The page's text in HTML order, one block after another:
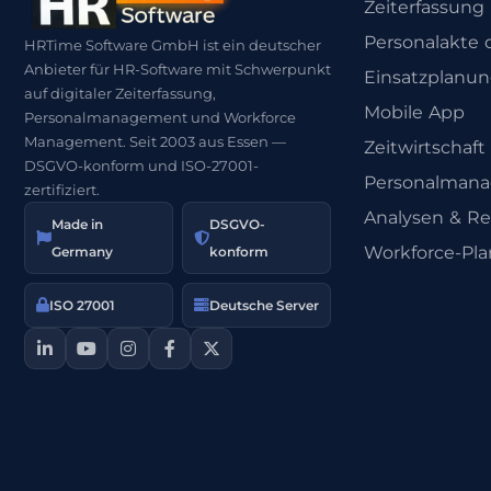
HRTime Software GmbH ist ein deutscher
Anbieter für HR-Software mit Schwerpunkt
auf digitaler Zeiterfassung,
Personalmanagement und Workforce
Management. Seit 2003 aus Essen —
DSGVO-konform und ISO-27001-
zertifiziert.
Made in
Germany
DSGVO-
konform
ISO 27001 Deutsche Server
Zeiterfassung
Personalakte
Mobile App
Zeitwirtschaft
Analysen &
Workforce-